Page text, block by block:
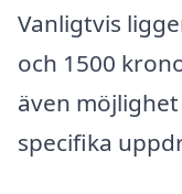
Vanligtvis
och 1500
även
specifika